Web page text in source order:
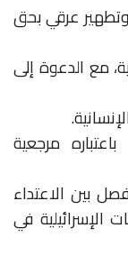
وتطهير عرقي بحق
مع الدعوة إلى
تثبيت حل الدولتين وحدود 1967 باعتباره مرجعية
بين الاعتداء
الإسرائيلية في